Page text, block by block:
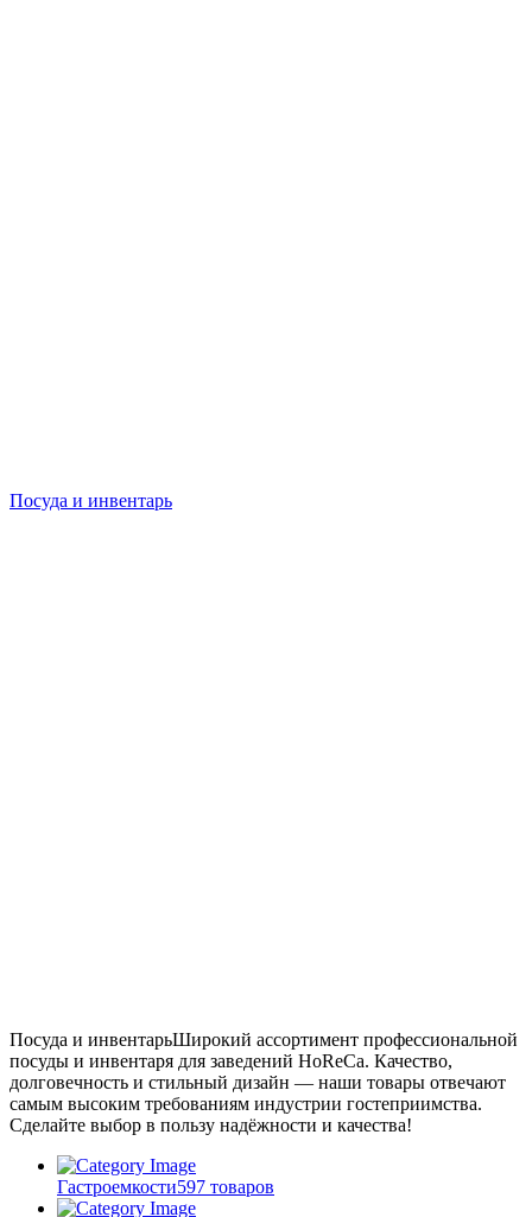
Посуда и инвентарь
Посуда и инвентарьШирокий ассортимент профессиональной
посуды и инвентаря для заведений HoReCa. Качество,
долговечность и стильный дизайн — наши товары отвечают
самым высоким требованиям индустрии гостеприимства.
Сделайте выбор в пользу надёжности и качества!
Гастроемкости597 товаров